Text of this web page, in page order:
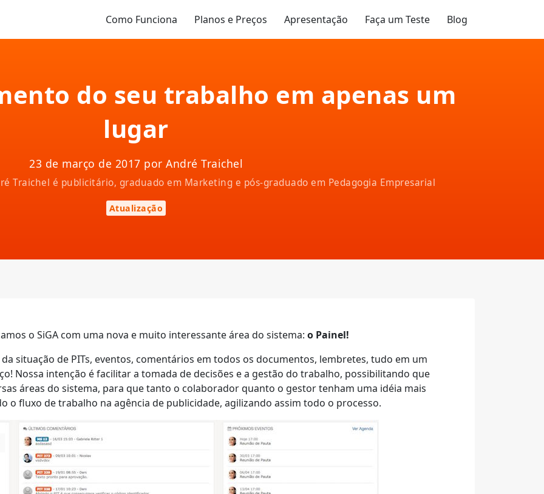
Como Funciona Planos e Preços Apresentação Faça um Teste Blog
do seu trabalho em apenas um
lugar
23 de março de 2017 por André Traichel
Traichel é publicitário, graduado em Marketing e pós-graduado em Pedagogia Empresarial
Atualização
o SiGA com uma nova e muito interessante área do sistema: o Painel!
situação de PITs, eventos, comentários em todos os documentos, lembretes, tudo em um
Nossa intenção é facilitar a tomada de decisões e a gestão do trabalho, possibilitando que
áreas do sistema, para que tanto o colaborador quanto o gestor tenham uma idéia mais
o fluxo de trabalho na agência de publicidade, agilizando assim todo o processo.